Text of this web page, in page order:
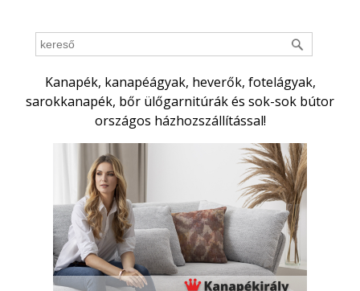
Kanapék, kanapéágyak, heverők, fotelágyak,
sarokkanapék, bőr ülőgarnitúrák és sok-sok bútor
országos házhozszállítással!